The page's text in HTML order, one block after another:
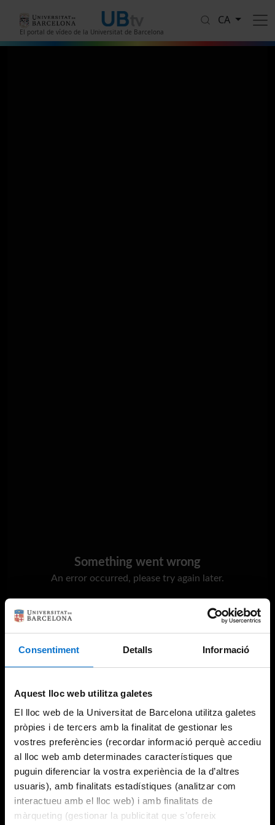
Consentiment Detalls Informació
Aquest lloc web utilitza galetes
El lloc web de la Universitat de Barcelona utilitza galetes
pròpies i de tercers amb la finalitat de gestionar les
vostres preferències (recordar informació perquè accediu
al lloc web amb determinades característiques que
puguin diferenciar la vostra experiència de la d’altres
usuaris), amb finalitats estadístiques (analitzar com
interactueu amb el lloc web) i amb finalitats de
màrqueting (gestionar la publicitat que s’ofereix
El portal de vídeo de la Universitat de Barcelona
CA
Something went wrong
An error occurred, please try again later.
Try again